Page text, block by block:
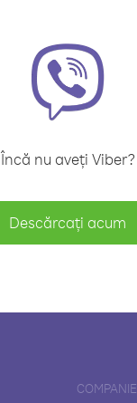
Încă nu aveți Viber?
Descărcați acum
COMPANIE